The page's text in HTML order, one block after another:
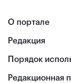
О портале
Редакция
Порядок
Редакционная